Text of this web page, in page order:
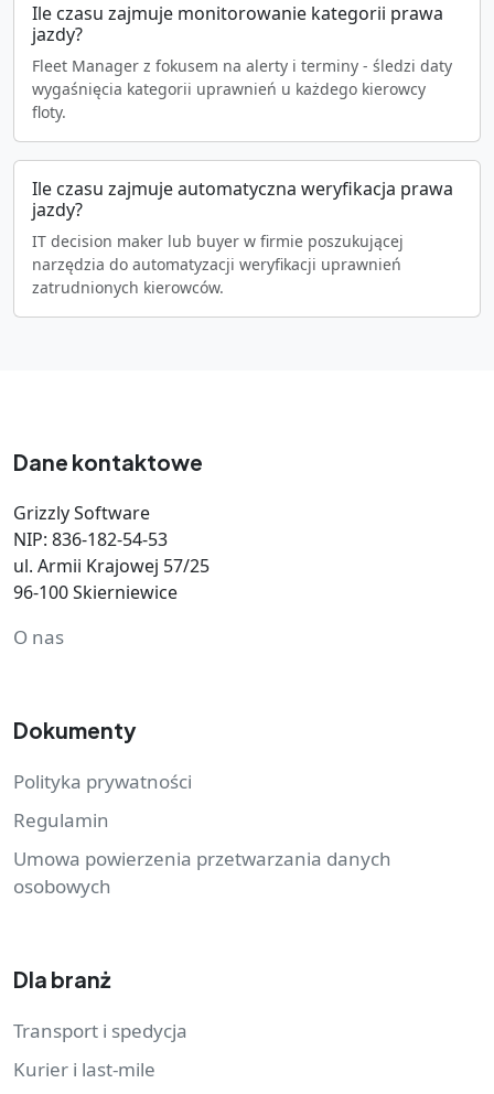
Ile czasu zajmuje monitorowanie kategorii prawa
jazdy?
Fleet Manager z fokusem na alerty i terminy - śledzi daty
wygaśnięcia kategorii uprawnień u każdego kierowcy
floty.
Ile czasu zajmuje automatyczna weryfikacja prawa
jazdy?
IT decision maker lub buyer w firmie poszukującej
narzędzia do automatyzacji weryfikacji uprawnień
zatrudnionych kierowców.
Dane kontaktowe
Grizzly Software
NIP: 836-182-54-53
ul. Armii Krajowej 57/25
96-100 Skierniewice
O nas
Dokumenty
Polityka prywatności
Regulamin
Umowa powierzenia przetwarzania danych
osobowych
Dla branż
Transport i spedycja
Kurier i last-mile